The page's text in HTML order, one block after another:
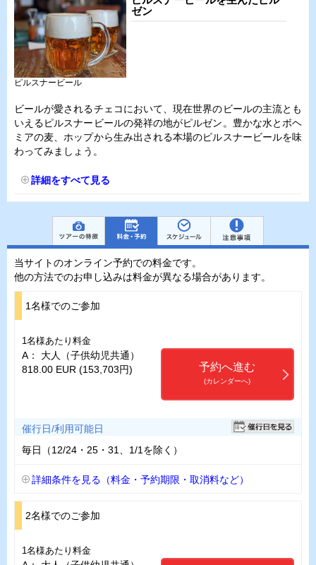
ゼン
ピルスナービール
ビールが愛されるチェコにおいて、現在世界のビールの主流とも
いえるピルスナービールの発祥の地がピルゼン。豊かな水とボヘ
ミアの麦、ホップから生み出される本場のピルスナービールを味
わってみましょう。
詳細をすべて見る
当サイトのオンライン予約での料金です。
他の方法でのお申し込みは料金が異なる場合があります。
1名様でのご参加
1名様あたり料金
A： 大人（子供幼児共通）
818.00 EUR (153,703円)
予約へ進む
(カレンダーへ)
催行日/利用可能日
毎日（12/24・25・31、1/1を除く）
詳細条件を見る（料金・予約期限・取消料など）
2名様でのご参加
1名様あたり料金